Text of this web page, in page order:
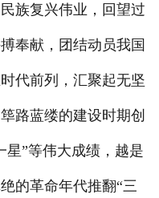
族复兴伟业，回望过
奉献，团结动员我国
代前列，汇聚起无坚
路蓝缕的建设时期创
星”等伟大成绩，越是
的革命年代推翻“三